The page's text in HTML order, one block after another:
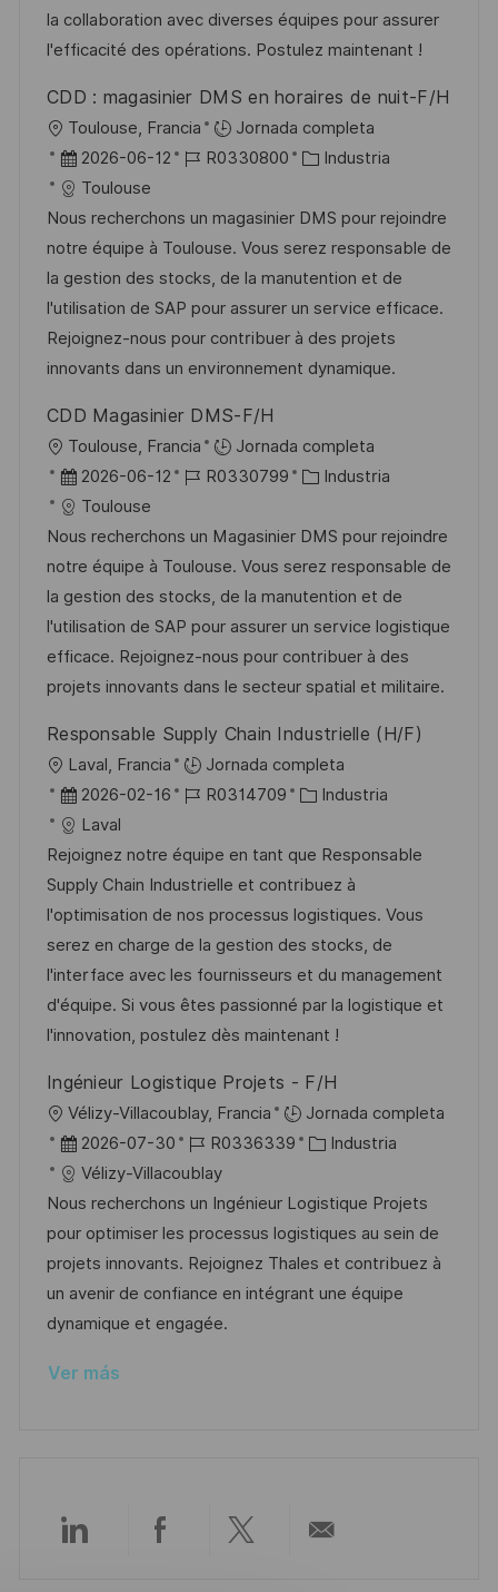
ó
n
e
p
b
l
i
c
a
c
ó
n
p
l
o
r
í
la collaboration avec diverses équipes pour assurer
l'efficacité des opérations. Postulez maintenant !
CDD : magasinier DMS en horaires de nuit-F/H
U
b
c
a
c
i
ó
n
Toulouse, Francia
Jornada completa
F
e
c
h
a
d
e
p
b
l
i
c
a
c
ó
n
2026-06-12
I
d
e
e
m
p
o
R0330800
C
t
e
g
o
r
í
Industria
Toulouse
Nous recherchons un magasinier DMS pour rejoindre
notre équipe à Toulouse. Vous serez responsable de
la gestion des stocks, de la manutention et de
l'utilisation de SAP pour assurer un service efficace.
Rejoignez-nous pour contribuer à des projets
innovants dans un environnement dynamique.
CDD Magasinier DMS-F/H
U
b
c
a
c
i
ó
n
Toulouse, Francia
Jornada completa
F
e
c
h
a
d
e
p
b
l
i
c
a
c
i
ó
n
2026-06-12
I
d
e
e
m
p
l
o
R0330799
C
t
e
g
o
r
í
Industria
Toulouse
Nous recherchons un Magasinier DMS pour rejoindre
notre équipe à Toulouse. Vous serez responsable de
la gestion des stocks, de la manutention et de
l'utilisation de SAP pour assurer un service logistique
efficace. Rejoignez-nous pour contribuer à des
projets innovants dans le secteur spatial et militaire.
Responsable Supply Chain Industrielle (H/F)
U
b
c
a
c
i
ó
n
Laval, Francia
Jornada completa
F
e
c
h
a
d
e
p
u
l
i
c
a
c
i
ó
n
2026-02-16
I
d
e
e
m
p
l
e
R0314709
C
t
e
g
o
r
a
Industria
Laval
Rejoignez notre équipe en tant que Responsable
Supply Chain Industrielle et contribuez à
l'optimisation de nos processus logistiques. Vous
serez en charge de la gestion des stocks, de
l'interface avec les fournisseurs et du management
d'équipe. Si vous êtes passionné par la logistique et
l'innovation, postulez dès maintenant !
Ingénieur Logistique Projets - F/H
U
b
c
a
c
i
ó
Vélizy-Villacoublay, Francia
Jornada completa
F
e
c
h
a
d
e
u
2026-07-30
I
D
d
e
e
m
p
R0336339
C
t
e
g
o
Industria
Vélizy-Villacoublay
Nous recherchons un Ingénieur Logistique Projets
pour optimiser les processus logistiques au sein de
projets innovants. Rejoignez Thales et contribuez à
un avenir de confiance en intégrant une équipe
dynamique et engagée.
Ver más
CompartirCompartirCompartir